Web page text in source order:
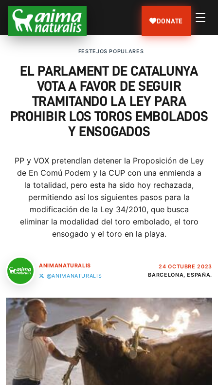
DONATE
FESTEJOS POPULARES
EL PARLAMENT DE CATALUNYA
VOTA A FAVOR DE SEGUIR
TRAMITANDO LA LEY PARA
PROHIBIR LOS TOROS EMBOLADOS
Y ENSOGADOS
PP y VOX pretendían detener la Proposición de Ley
de En Comú Podem y la CUP con una enmienda a
la totalidad, pero esta ha sido hoy rechazada,
permitiendo así los siguientes pasos para la
modificación de la Ley 34/2010, que busca
eliminar la modalidad del toro embolado, el toro
ensogado y el toro en la playa.
ANIMANATURALIS
@ANIMANATURALIS
24 OCTUBRE 2023
BARCELONA, ESPAÑA.